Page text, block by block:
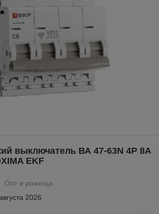
выключатель ВА 47-63N 4P 8А
EKF
Опт и розница
2026